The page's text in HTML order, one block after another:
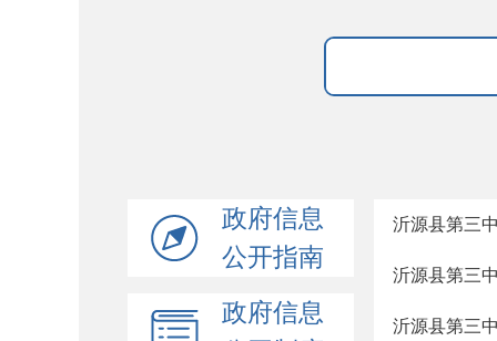
政府信息
公开指南
政府信息
沂源县第三
沂源县第三
沂源县第三